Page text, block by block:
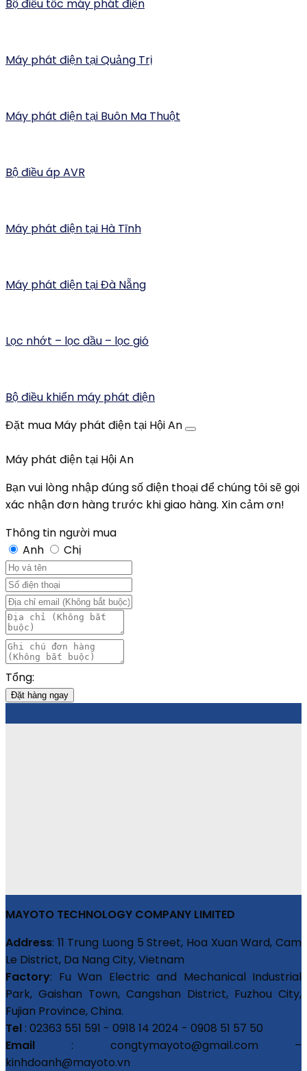
Bộ điều tốc máy phát điện
Máy phát điện tại Quảng Trị
Máy phát điện tại Buôn Ma Thuột
Bộ điều áp AVR
Máy phát điện tại Hà Tĩnh
Máy phát điện tại Đà Nẵng
Lọc nhớt – lọc dầu – lọc gió
Bộ điều khiển máy phát điện
Đặt mua Máy phát điện tại Hội An
Máy phát điện tại Hội An
Bạn vui lòng nhập đúng số điện thoại để chúng tôi sẽ gọi
xác nhận đơn hàng trước khi giao hàng. Xin cảm ơn!
Thông tin người mua
Anh
Chị
Tổng:
Đặt hàng ngay
MAYOTO TECHNOLOGY COMPANY LIMITED
Address: 11 Trung Luong 5 Street, Hoa Xuan Ward, Cam
Le District, Da Nang City, Vietnam
Factory: Fu Wan Electric and Mechanical Industrial
Park, Gaishan Town, Cangshan District, Fuzhou City,
Fujian Province, China.
Tel : 02363 551 591 - 0918 14 2024 - 0908 51 57 50
Email : congtymayoto@gmail.com –
kinhdoanh@mayoto.vn